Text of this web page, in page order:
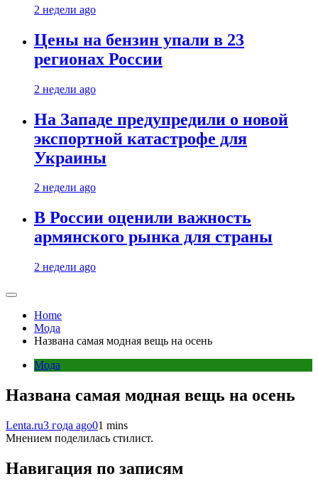
2 недели ago
Цены на бензин упали в 23
регионах России
2 недели ago
На Западе предупредили о новой
экспортной катастрофе для
Украины
2 недели ago
В России оценили важность
армянского рынка для страны
2 недели ago
Home
Мода
Названа самая модная вещь на осень
Мода
Названа самая модная вещь на осень
Lenta.ru3 года ago01 mins
Мнением поделилась стилист.
Навигация по записям